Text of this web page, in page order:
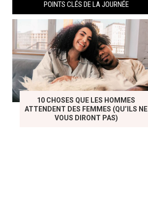
POINTS CLÉS DE LA JOURNÉE
10 CHOSES QUE LES HOMMES
ATTENDENT DES FEMMES (QU’ILS NE
VOUS DIRONT PAS)